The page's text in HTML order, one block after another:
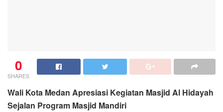
0
SHARES
Wali Kota Medan Apresiasi Kegiatan Masjid Al Hidayah
Sejalan Program Masjid Mandiri